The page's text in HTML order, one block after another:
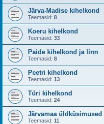
Järva-Madise kihelkond
Teemasid: 8
Koeru kihelkond
Teemasid: 33
Paide kihelkond ja linn
Teemasid: 8
Peetri kihelkond
Teemasid: 13
Türi kihelkond
Teemasid: 24
Järvamaa üldküsimused
Teemasid: 11